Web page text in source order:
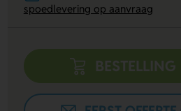
spoedlevering op aanvraag